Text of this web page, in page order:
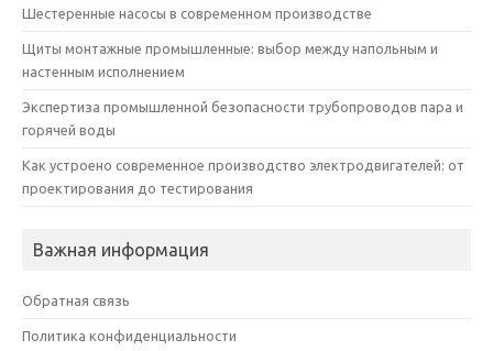
Шестеренные насосы в современном производстве
Щиты монтажные промышленные: выбор между напольным и
настенным исполнением
Экспертиза промышленной безопасности трубопроводов пара и
горячей воды
Как устроено современное производство электродвигателей: от
проектирования до тестирования
Важная информация
Обратная связь
Политика конфиденциальности